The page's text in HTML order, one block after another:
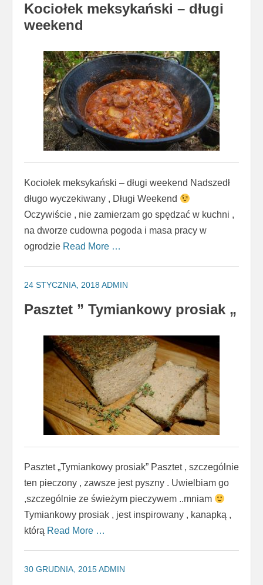
Kociołek meksykański – długi
weekend
Kociołek meksykański – długi weekend Nadszedł
długo wyczekiwany , Długi Weekend
Oczywiście , nie zamierzam go spędzać w kuchni ,
na dworze cudowna pogoda i masa pracy w
ogrodzie Read More …
24 STYCZNIA, 2018 ADMIN
Pasztet ” Tymiankowy prosiak „
Pasztet „Tymiankowy prosiak” Pasztet , szczególnie
ten pieczony , zawsze jest pyszny . Uwielbiam go
,szczególnie ze świeżym pieczywem ..mniam
Tymiankowy prosiak , jest inspirowany , kanapką ,
którą Read More …
30 GRUDNIA, 2015ADMIN